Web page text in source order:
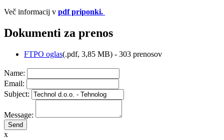
Več informacij v pdf priponki.
Dokumenti za prenos
FTPO oglas(.pdf, 3,85 MB) - 303 prenosov
Name:
Email:
Subject:
Message:
x